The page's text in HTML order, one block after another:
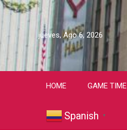
jueves, Ago 6, 2026
HOME GAME TIME
Spanish ▼